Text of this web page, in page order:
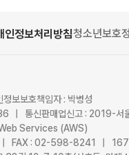
인정보처리방침청소년보호
보보호책임자 : 박병성
| 통신판매업신고 : 2019-서
Services (AWS)
| FAX : 02-598-8241 |